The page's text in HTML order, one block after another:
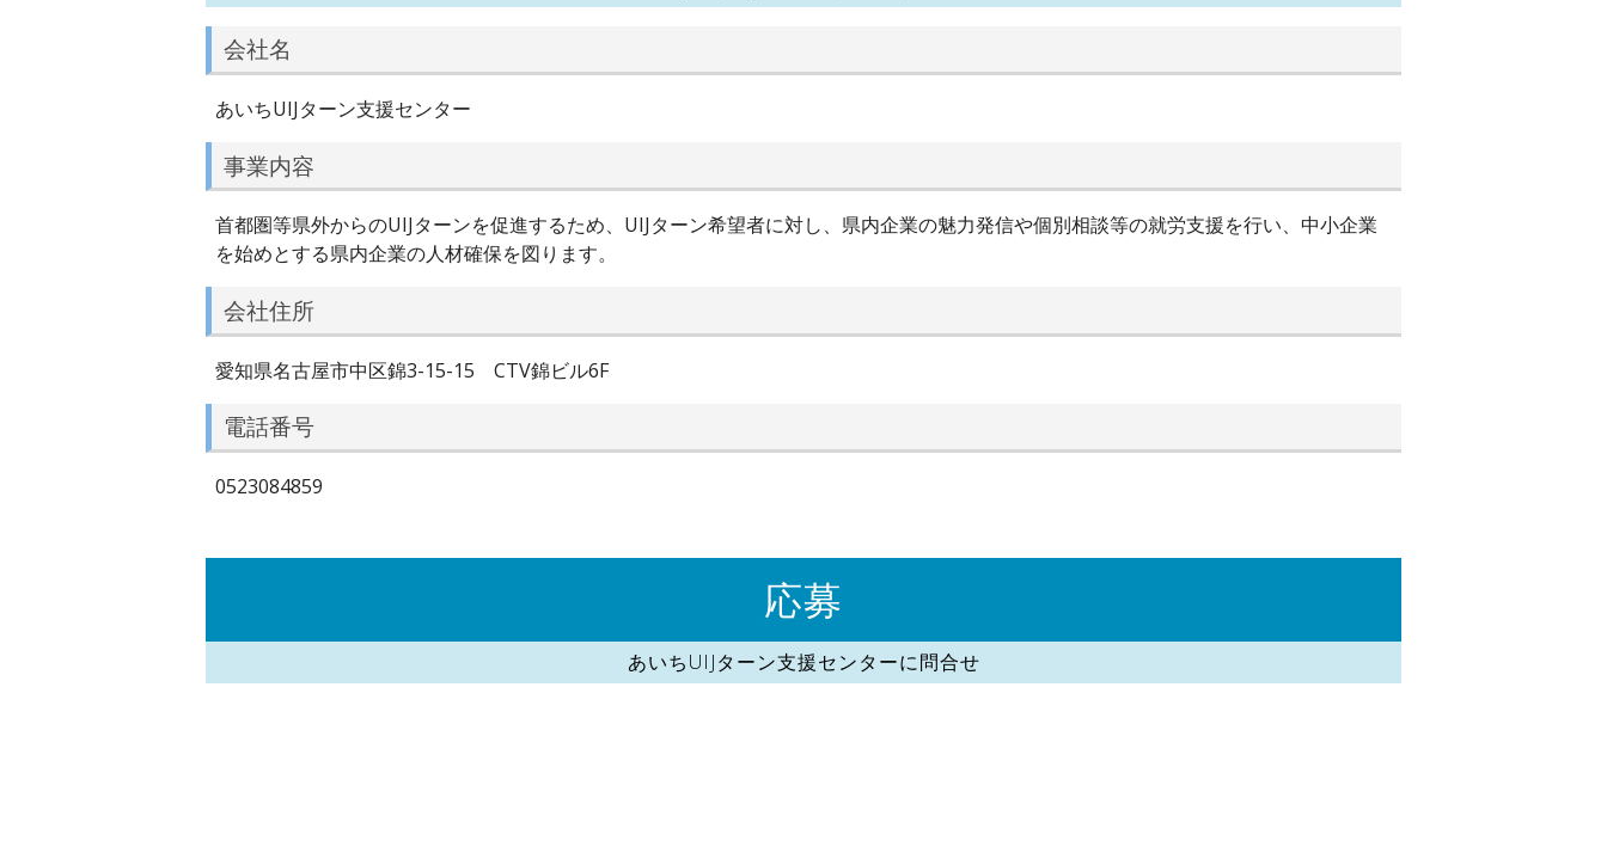
会社名
あいちUIJターン支援センター
事業内容
首都圏等県外からのUIJターンを促進するため、UIJターン希望者に対し、県内企業の魅力発信や個別相談等の就労支援を行い、中小企業
を始めとする県内企業の人材確保を図ります。
会社住所
愛知県名古屋市中区錦3-15-15 CTV錦ビル6F
電話番号
0523084859
応募
あいちUIJターン支援センターに問合せ